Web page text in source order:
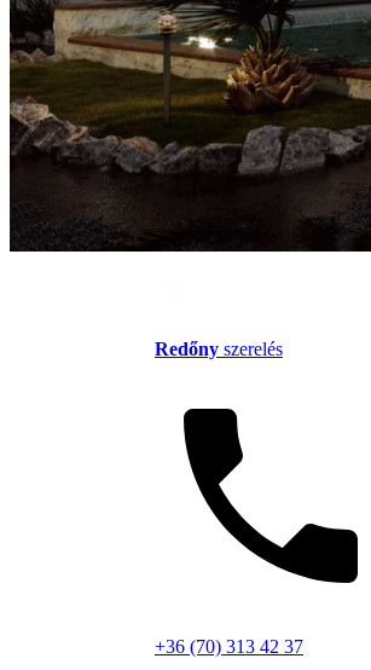
Redőny szerelés
+36 (70) 313 42 37